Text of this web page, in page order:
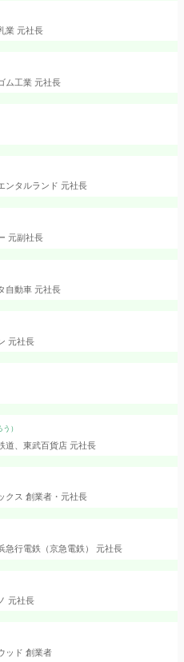
業 元社長
ム工業 元社長
ンタルランド 元社長
元副社長
自動車 元社長
元社長
）
道、東武百貨店 元社長
クス 創業者・元社長
急行電鉄（京急電鉄） 元社長
元社長
ッド 創業者